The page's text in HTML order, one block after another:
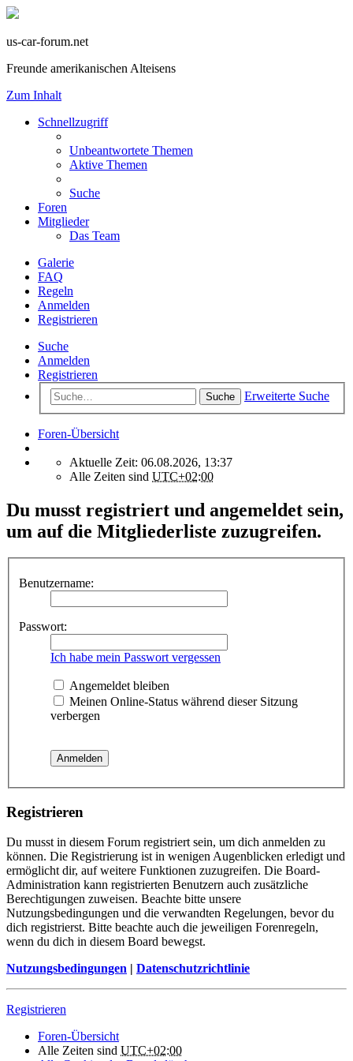
us-car-forum.net
Freunde amerikanischen Alteisens
Zum Inhalt
Schnellzugriff
Unbeantwortete Themen
Aktive Themen
Suche
Foren
Mitglieder
Das Team
Galerie
FAQ
Regeln
Anmelden
Registrieren
Suche
Anmelden
Registrieren
Suche Erweiterte Suche
Foren-Übersicht
Aktuelle Zeit: 06.08.2026, 13:37
Alle Zeiten sind UTC+02:00
Du musst registriert und angemeldet sein,
um auf die Mitgliederliste zuzugreifen.
Benutzername:
Passwort:
Ich habe mein Passwort vergessen
Angemeldet bleiben
Meinen Online-Status während dieser Sitzung
verbergen
Registrieren
Du musst in diesem Forum registriert sein, um dich anmelden zu
können. Die Registrierung ist in wenigen Augenblicken erledigt und
ermöglicht dir, auf weitere Funktionen zuzugreifen. Die Board-
Administration kann registrierten Benutzern auch zusätzliche
Berechtigungen zuweisen. Beachte bitte unsere
Nutzungsbedingungen und die verwandten Regelungen, bevor du
dich registrierst. Bitte beachte auch die jeweiligen Forenregeln,
wenn du dich in diesem Board bewegst.
Nutzungsbedingungen | Datenschutzrichtlinie
Registrieren
Foren-Übersicht
Alle Zeiten sind UTC+02:00